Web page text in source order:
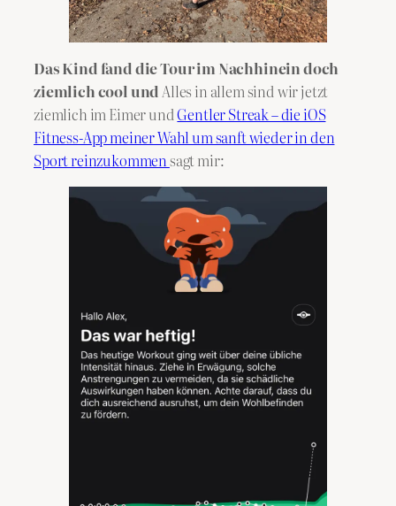
Das Kind fand die Tour im Nachhinein doch
ziemlich cool undAlles in allem sind wir jetzt
ziemlich im Eimer undGentler Streak – die iOS
Fitness-App meiner Wahl um sanft wieder in den
Sport reinzukommensagt mir: